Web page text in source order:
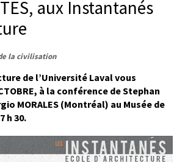
aux Instantanés
la civilisation
de l’Université Laval vous
à la conférence de Stephan
MORALES (Montréal) au Musée de
h 30.